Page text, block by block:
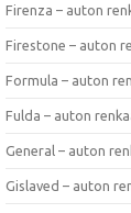
Firenza – auton
Firestone – auton
Formula – auton
Fulda – auton
General – auton
Gislaved – auton